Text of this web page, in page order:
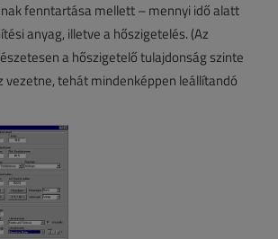
fenntartása mellett – mennyi idő alatt
anyag, illetve a hőszigetelés. (Az
a hőszigetelő tulajdonság szinte
vezetne, tehát mindenképpen leállítandó